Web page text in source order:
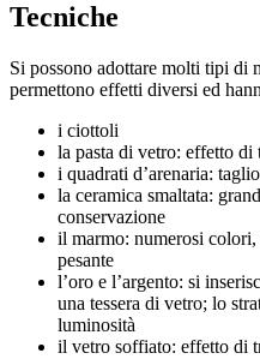
Tecniche
Si possono adottare molti tipi di
permettono effetti diversi ed
i ciottoli
la pasta di vetro: effetto di
i quadrati d’arenaria:
la ceramica smaltata:
conservazione
il marmo: numerosi colori,
pesante
l’oro e l’argento: si
una tessera di vetro; lo
luminosità
il vetro soffiato: effetto di